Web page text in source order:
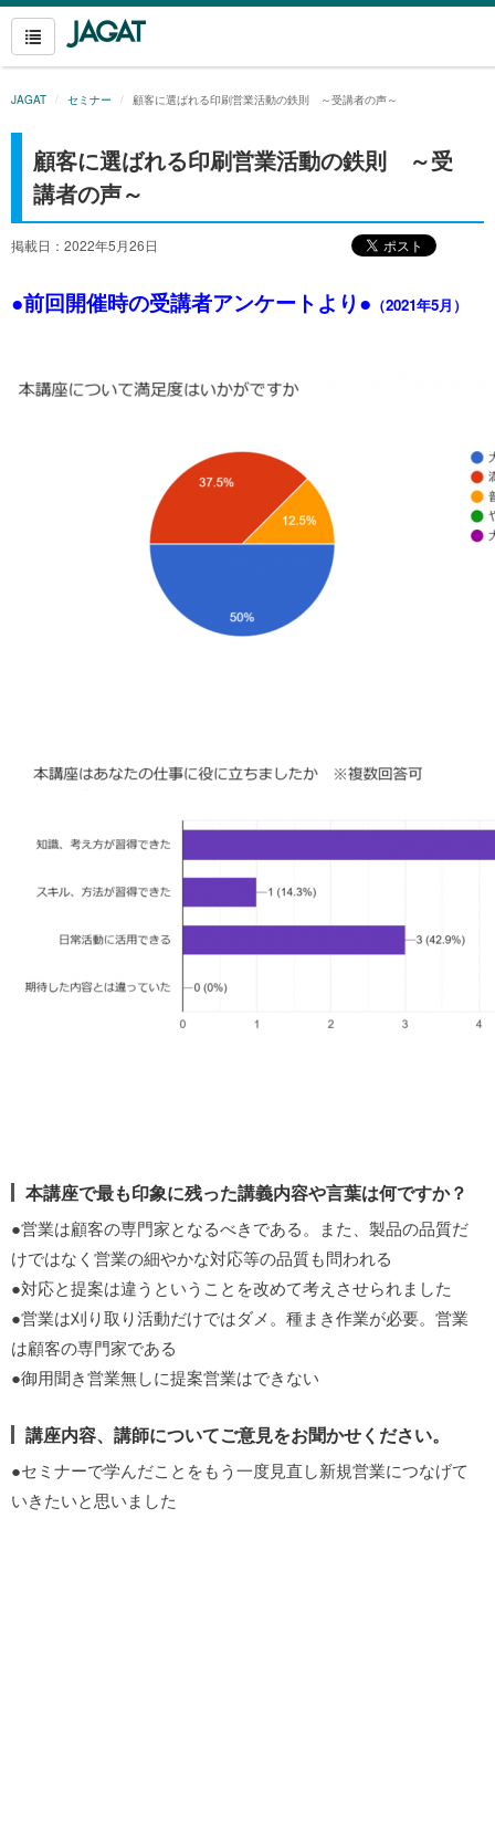
JAGAT セミナー 顧客に選ばれる印刷営業活動の鉄則 ～受講者の声～
顧客に選ばれる印刷営業活動の鉄則 ～受
講者の声～
掲載日：2022年5月26日
●前回開催時の受講者アンケートより● （2021年5月）
本講座で最も印象に残った講義内容や言葉は何ですか？
●営業は顧客の専門家となるべきである。また、製品の品質だ
けではなく営業の細やかな対応等の品質も問われる
●対応と提案は違うということを改めて考えさせられました
●営業は刈り取り活動だけではダメ。種まき作業が必要。営業
は顧客の専門家である
●御用聞き営業無しに提案営業はできない
講座内容、講師についてご意見をお聞かせください。
●セミナーで学んだことをもう一度見直し新規営業につなげて
いきたいと思いました